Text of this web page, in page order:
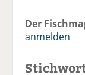
Der
anmelden